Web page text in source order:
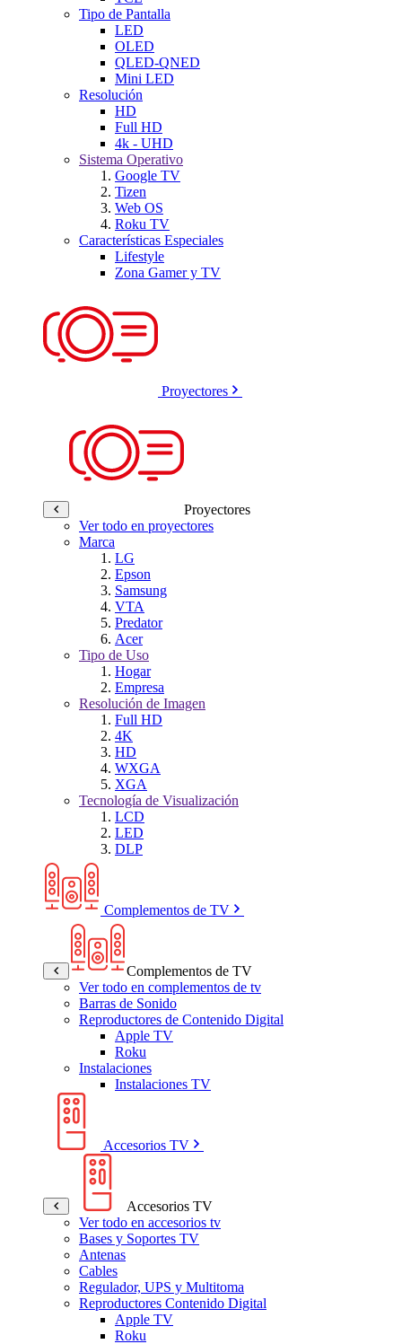
Tipo de Pantalla
LED
OLED
QLED-QNED
Mini LED
Resolución
HD
Full HD
4k - UHD
Sistema Operativo
Google TV
Tizen
Web OS
Roku TV
Características Especiales
Lifestyle
Zona Gamer y TV
Proyectores
Proyectores
Ver todo en proyectores
Marca
LG
Epson
Samsung
VTA
Predator
Acer
Tipo de Uso
Hogar
Empresa
Resolución de Imagen
Full HD
4K
HD
WXGA
XGA
Tecnología de Visualización
LCD
LED
DLP
Complementos de TV
Complementos de TV
Ver todo en complementos de tv
Barras de Sonido
Reproductores de Contenido Digital
Apple TV
Roku
Instalaciones
Instalaciones TV
Accesorios TV
Accesorios TV
Ver todo en accesorios tv
Bases y Soportes TV
Antenas
Cables
Regulador, UPS y Multitoma
Reproductores Contenido Digital
Apple TV
Roku